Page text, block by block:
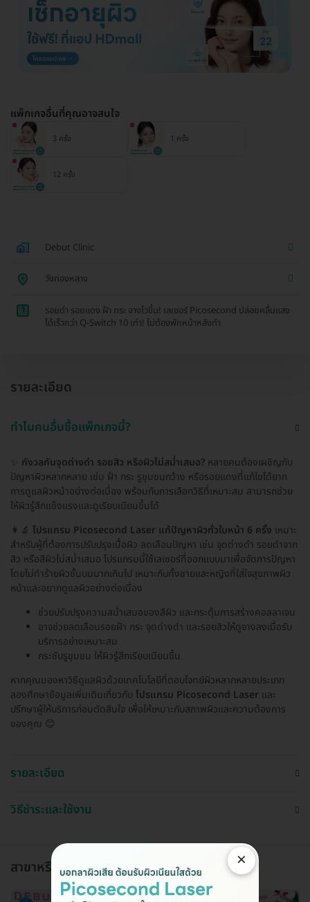
แพ็กเกจอื่นที่คุณอาจสนใจ
3 ครั้ง 1 ครั้ง
12 ครั้ง
Debut Clinic
วังทองหลาง
1
รอยดำ รอยแดง ฝ้า กระ จางไวขึ้น! เลเซอร์ Picosecond ปล่อยคลื่นแสง
ได้เร็วกว่า Q-Switch 10 เท่า! ไม่ต้องพักหน้าหลังทำ
รายละเอียด
ทำไมคนอื่นซื้อแพ็กเกจนี้?
กังวลกับจุดด่างดำ รอยสิว หรือผิวไม่สม่ำเสมอ? หลายคนต้องเผชิญกับ
ปัญหาผิวหลากหลาย เช่น ฝ้า กระ รูขุมขนกว้าง หรือรอยแดงที่แก้ไขได้ยาก
การดูแลผิวหน้าอย่างต่อเนื่อง พร้อมกับการเลือกวิธีที่เหมาะสม สามารถช่วย
ให้ผิวรู้สึกแข็งแรงและดูเรียบเนียนขึ้นได้
👩‍🔬 โปรแกรม Picosecond Laser แก้ปัญหาผิวทั่วใบหน้า 6 ครั้ง เหมาะ
สำหรับผู้ที่ต้องการปรับปรุงเนื้อผิว ลดเลือนปัญหา เช่น จุดด่างดำ รอยดำจาก
สิว หรือสีผิวไม่สม่ำเสมอ โปรแกรมนี้ใช้เลเซอร์ที่ออกแบบมาเพื่อจัดการปัญหา
โดยไม่ทำร้ายผิวชั้นบนมากเกินไป เหมาะกับทั้งชายและหญิงที่ใส่ใจสุขภาพผิว
หน้าและอยากดูแลผิวอย่างต่อเนื่อง
ช่วยปรับปรุงความสม่ำเสมอของสีผิว และกระตุ้นการสร้างคอลลาเจน
อาจช่วยลดเลือนรอยฝ้า กระ จุดด่างดำ และรอยสิวให้ดูจางลงเมื่อรับ
บริการอย่างเหมาะสม
กระชับรูขุมขน ให้ผิวรู้สึกเรียบเนียนขึ้น
หากคุณมองหาวิธีดูแลผิวด้วยเทคโนโลยีที่ตอบโจทย์ผิวหลากหลายประเภท
ลองศึกษาข้อมูลเพิ่มเติมเกี่ยวกับ โปรแกรม Picosecond Laser และ
ปรึกษาผู้ให้บริการก่อนตัดสินใจ เพื่อให้เหมาะกับสภาพผิวและความต้องการ
ของคุณ 😊
รายละเอียด
วิธีชำระและใช้งาน
สาขาหรือแผนกที่ให้บริการ ×